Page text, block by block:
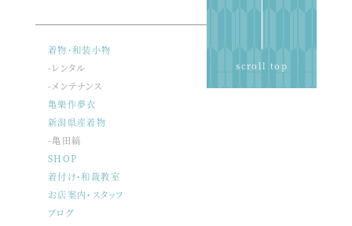
scroll top
着物・和装小物
-レンタル
-メンテナンス
亀樂作夢衣
新潟県産着物
-亀田縞
SHOP
着付け・和裁教室
お店案内・スタッフ
ブログ